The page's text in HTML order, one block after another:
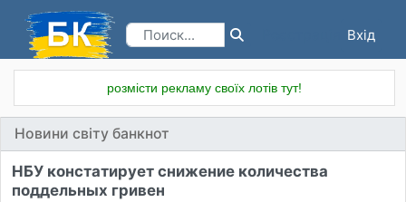
Вхід
розмісти рекламу своїх лотів тут!
Новини світу банкнот
НБУ констатирует снижение количества
поддельных гривен